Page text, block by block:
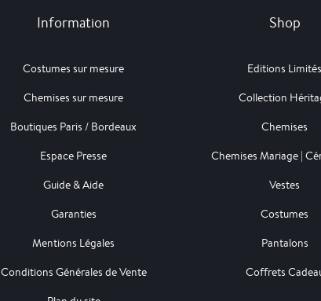
Information
Costumes sur mesure
Chemises sur mesure
Boutiques Paris / Bordeaux
Espace Presse
Guide & Aide
Garanties
Mentions Légales
Conditions Générales de Vente
Shop
Editions Limités
Collection
Chemises
Chemises Mariage |
Vestes
Costumes
Pantalons
Coffrets